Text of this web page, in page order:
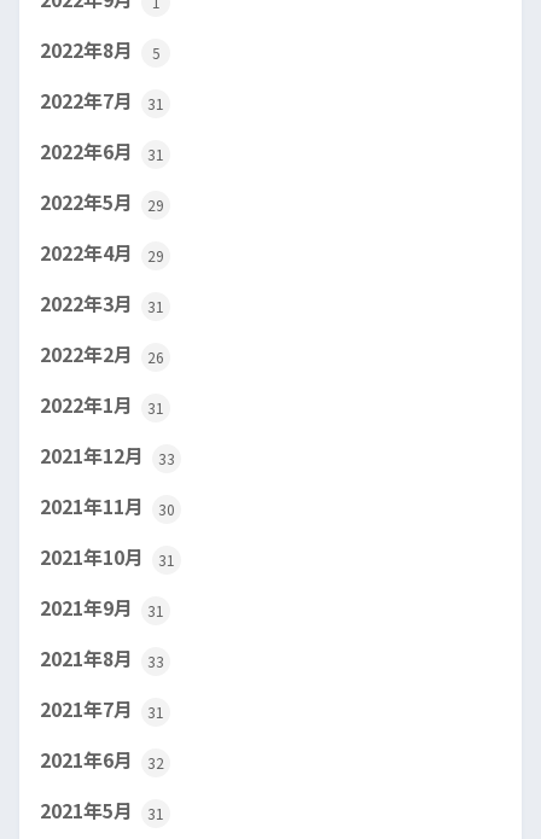
2022年8月 5
2022年7月 31
2022年6月 31
2022年5月 29
2022年4月 29
2022年3月 31
2022年2月 26
2022年1月 31
2021年12月 33
2021年11月 30
2021年10月 31
2021年9月 31
2021年8月 33
2021年7月 31
2021年6月 32
2021年5月 31